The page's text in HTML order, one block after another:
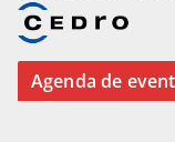
Agenda de